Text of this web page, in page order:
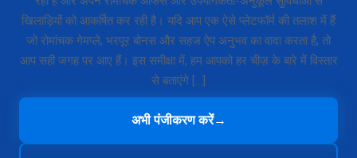
खिलाड़ियों को आकर्षित कर रही है। यदि आप एक ऐसे प्लेटफॉर्म की तलाश में हैं
जो रोमांचक गेमप्ले, भरपूर बोनस और सहज ऐप अनुभव का वादा करता है, तो
आप सही जगह पर आए हैं। इस समीक्षा में, हम आपको हर चीज़ के बारे में विस्तार
से बताएंगे […]
अभी पंजीकरण करें→